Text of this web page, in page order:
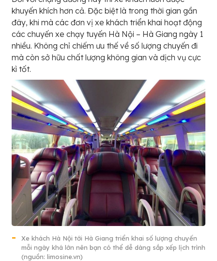
khuyến khích hơn cả. Đặc biệt là trong thời gian gần
đây, khi mà các đơn vị xe khách triển khai hoạt động
các chuyến xe chạy tuyến Hà Nội – Hà Giang ngày 1
nhiều. Không chỉ chiếm ưu thế về số lượng chuyến đi
mà còn sở hữu chất lượng không gian và dịch vụ cực
kì tốt.
Xe khách Hà Nội tới Hà Giang triển khai số lượng chuyến
mỗi ngày khá lớn nên bạn có thể dễ dàng sắp xếp lịch trình
(nguồn: limosine.vn)